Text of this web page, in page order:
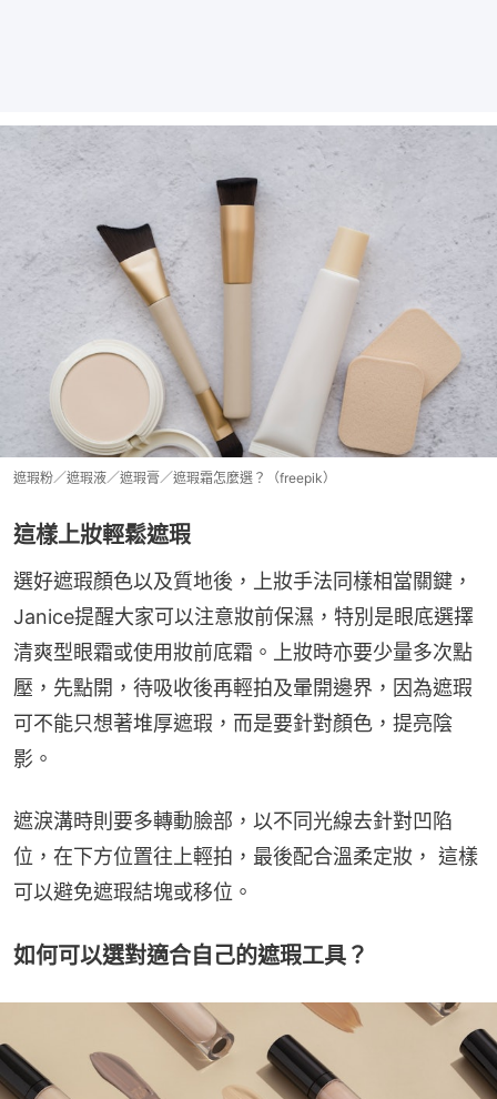
遮瑕粉／遮瑕液／遮瑕膏／遮瑕霜怎麼選？（freepik）
這樣上妝輕鬆遮瑕
選好遮瑕顏色以及質地後，上妝手法同樣相當關鍵，
Janice提醒大家可以注意妝前保濕，特別是眼底選擇
清爽型眼霜或使用妝前底霜。上妝時亦要少量多次點
壓，先點開，待吸收後再輕拍及暈開邊界，因為遮瑕
可不能只想著堆厚遮瑕，而是要針對顏色，提亮陰
影。
遮淚溝時則要多轉動臉部，以不同光線去針對凹陷
位，在下方位置往上輕拍，最後配合溫柔定妝， 這樣
可以避免遮瑕結塊或移位。
如何可以選對適合自己的遮瑕工具？